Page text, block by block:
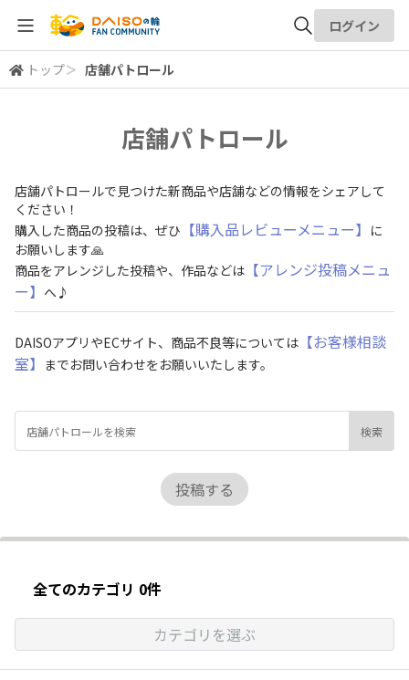
全体検索
ログイン
トップ＞ 店舗パトロール
店舗パトロール
店舗パトロールで見つけた新商品や店舗などの情報をシェアして
ください！
購入した商品の投稿は、ぜひ 【購入品レビューメニュー】 に
お願いします🙏
商品をアレンジした投稿や、作品などは 【アレンジ投稿メニュ
ー】 へ♪
DAISOアプリやECサイト、商品不良等については 【お客様相談
室】 までお問い合わせをお願いいたします。
投稿する
全てのカテゴリ 0件
カテゴリを選ぶ